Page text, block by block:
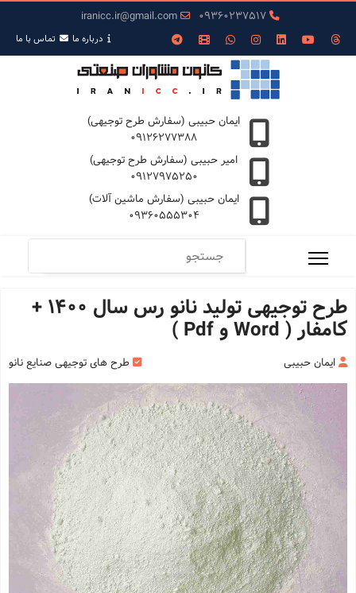
09360237517
iranicc.ir@gmail.com
درباره ما تمـاس با ما
ایمان حبیبی (سفارش طرح توجیهی)
09126277388
امیر حبیبی (سفارش طرح توجیهی)
09127975250
ایمان حبیبی (سفارش ماشین آلات)
09360555304
طرح توجیهی تولید نانو رس سال 1400 +
کامفار ( Word و Pdf )
ایمان حبیبی طرح های توجیهی صنایع نانو